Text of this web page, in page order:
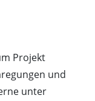
Projekt
und
unter